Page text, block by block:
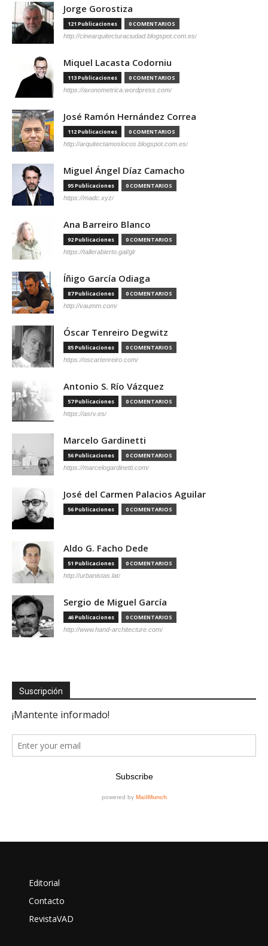
Jorge Gorostiza
121 Publicaciones 0 COMENTARIOS
http://cinearquitecturaciudad.blogspot.com.es/
Miquel Lacasta Codorniu
113 Publicaciones 0 COMENTARIOS
https://axonometrica.wordpress.com/
José Ramón Hernández Correa
112 Publicaciones 0 COMENTARIOS
http://arquitectamoslocos.blogspot.com.es/
Miguel Ángel Díaz Camacho
95 Publicaciones 0 COMENTARIOS
https://madc.xyz/
Ana Barreiro Blanco
92 Publicaciones 0 COMENTARIOS
https://tallerabierto.gal/gl/
Íñigo García Odiaga
87 Publicaciones 0 COMENTARIOS
http://vaumm.com/
Óscar Tenreiro Degwitz
85 Publicaciones 0 COMENTARIOS
https://oscartenreiro.com/
Antonio S. Río Vázquez
57 Publicaciones 0 COMENTARIOS
https://asrv.es/
Marcelo Gardinetti
56 Publicaciones 0 COMENTARIOS
https://marcelogardinetti.com/
José del Carmen Palacios Aguilar
56 Publicaciones 0 COMENTARIOS
Aldo G. Facho Dede
51 Publicaciones 0 COMENTARIOS
http://urbanistas.lat/
Sergio de Miguel García
46 Publicaciones 0 COMENTARIOS
http://www.hand-architecture.com/
Suscripción
Editorial
Contacto
RevistaVAD